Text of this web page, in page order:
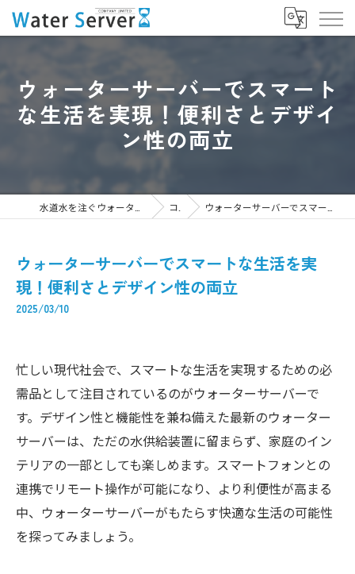
ウォーターサーバーでスマート
な生活を実現！便利さとデザイ
ン性の両立
コラム ウォーターサーバーでスマートな生活を実現！便利さとデザイン性の両立
ウォーターサーバーでスマートな生活を実
現！便利さとデザイン性の両立
2025/03/10
忙しい現代社会で、スマートな生活を実現するための必
需品として注目されているのがウォーターサーバーで
す。デザイン性と機能性を兼ね備えた最新のウォーター
サーバーは、ただの水供給装置に留まらず、家庭のイン
テリアの一部としても楽しめます。スマートフォンとの
連携でリモート操作が可能になり、より利便性が高まる
中、ウォーターサーバーがもたらす快適な生活の可能性
を探ってみましょう。